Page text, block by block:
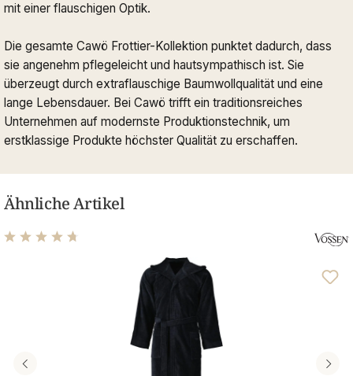
mit einer flauschigen Optik.
Die gesamte Cawö Frottier-Kollektion punktet dadurch, dass
sie angenehm pflegeleicht und hautsympathisch ist. Sie
überzeugt durch extraflauschige Baumwollqualität und eine
lange Lebensdauer. Bei Cawö trifft ein traditionsreiches
Unternehmen auf modernste Produktionstechnik, um
erstklassige Produkte höchster Qualität zu erschaffen.
Ähnliche Artikel
Durchschnittliche Bewertung von 4.63 von 5 Sternen